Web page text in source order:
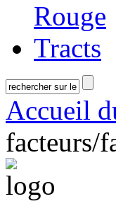
Rouge
Tracts
Accueil
facteurs/